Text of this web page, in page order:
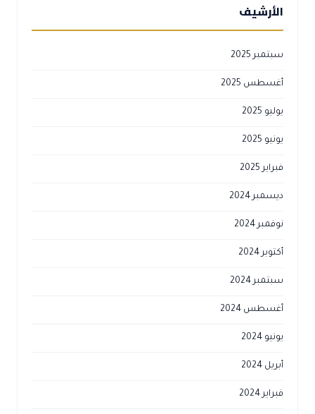
الأرشيف
سبتمبر 2025
أغسطس 2025
يوليو 2025
يونيو 2025
فبراير 2025
ديسمبر 2024
نوفمبر 2024
أكتوبر 2024
سبتمبر 2024
أغسطس 2024
يونيو 2024
أبريل 2024
فبراير 2024